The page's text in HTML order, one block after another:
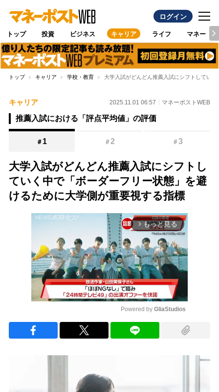
ログイン
トップ 投資 ビジネス キャリア ライフ マネー
トップ キャリア 学校・教育 大学入試がどんどん推薦入試にシフトしてい
キャリア 2025.11.01 06:57 マネーポストWEB
推薦入試における「評点平均値」の評価
＃ 1 ＃2 ＃3
大学入試がどんどん推薦入試にシフトし
ていく中で「ボーダーフリー状態」を避
けるために大学側が重要視する指標
arrow_forward_ios もっと見る
Powered by GliaStudios